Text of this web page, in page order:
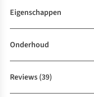
Eigenschappen
Onderhoud
Reviews(39)